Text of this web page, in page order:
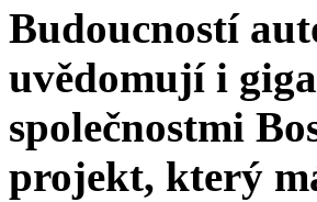
Budoucností
uvědomují i
společnostmi
projekt, který